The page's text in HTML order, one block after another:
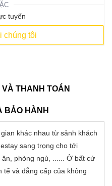
tuyến
chúng tôi
THANH TOÁN
BẢO HÀNH
khác nhau từ sảnh khách
sang trọng cho tới
phòng ngủ, ...... Ở bất cứ
tế và đẳng cấp của không